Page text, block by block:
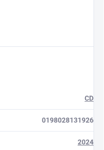
CD
0198028131926
2024